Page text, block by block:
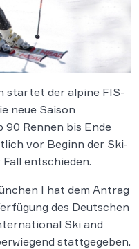
startet der alpine FIS-
neue Saison
90 Rennen bis Ende
vor Beginn der Ski-
entschieden.
I hat dem Antrag
des Deutschen
Ski and
stattgegeben.